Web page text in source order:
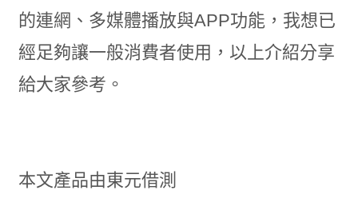
的連網、多媒體播放與APP功能，我想已
經足夠讓一般消費者使用，以上介紹分享
給大家參考。
本文產品由東元借測